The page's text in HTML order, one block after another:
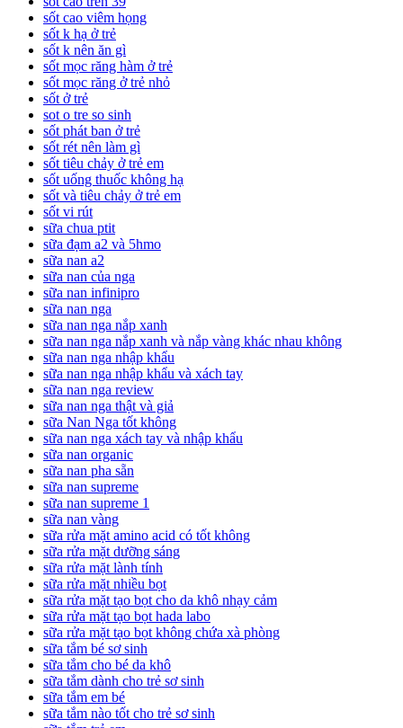
sốt cao viêm họng
sốt k hạ ở trẻ
sốt k nên ăn gì
sốt mọc răng hàm ở trẻ
sốt mọc răng ở trẻ nhỏ
sốt ở trẻ
sot o tre so sinh
sốt phát ban ở trẻ
sốt rét nên làm gì
sốt tiêu chảy ở trẻ em
sốt uống thuốc không hạ
sốt và tiêu chảy ở trẻ em
sốt vi rút
sữa chua ptit
sữa đạm a2 và 5hmo
sữa nan a2
sữa nan của nga
sữa nan infinipro
sữa nan nga
sữa nan nga nắp xanh
sữa nan nga nắp xanh và nắp vàng khác nhau không
sữa nan nga nhập khẩu
sữa nan nga nhập khẩu và xách tay
sữa nan nga review
sữa nan nga thật và giả
sữa Nan Nga tốt không
sữa nan nga xách tay và nhập khẩu
sữa nan organic
sữa nan pha sẵn
sữa nan supreme
sữa nan supreme 1
sữa nan vàng
sữa rửa mặt amino acid có tốt không
sữa rửa mặt dưỡng sáng
sữa rửa mặt lành tính
sữa rửa mặt nhiều bọt
sữa rửa mặt tạo bọt cho da khô nhạy cảm
sữa rửa mặt tạo bọt hada labo
sữa rửa mặt tạo bọt không chứa xà phòng
sữa tắm bé sơ sinh
sữa tắm cho bé da khô
sữa tắm dành cho trẻ sơ sinh
sữa tắm em bé
sữa tắm nào tốt cho trẻ sơ sinh